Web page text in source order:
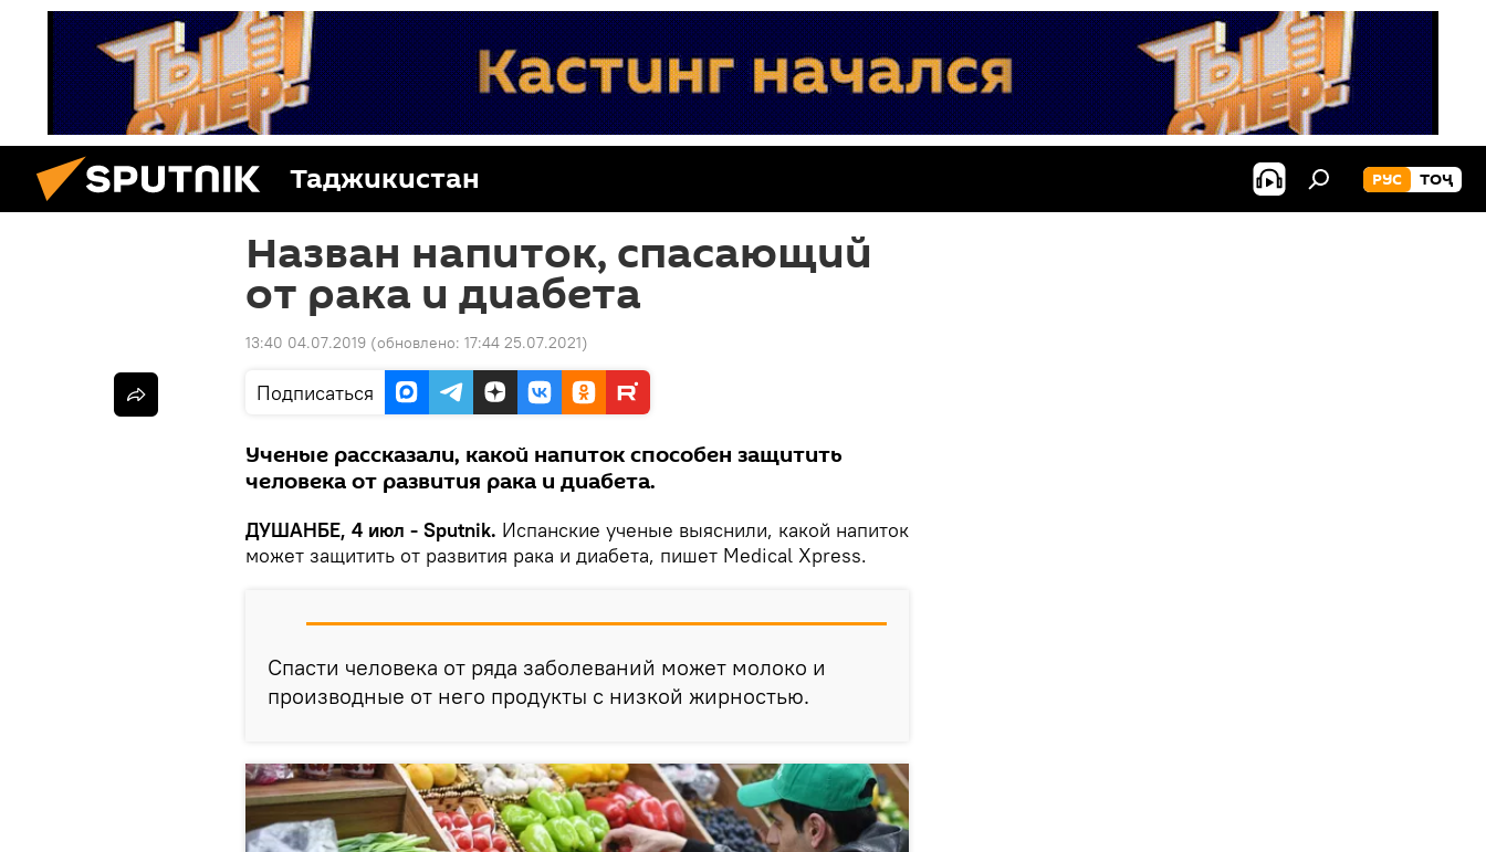
Таджикистан РУС ТОҶ
Назван напиток, спасающий
от рака и диабета
13:40 04.07.2019 (обновлено: 17:44 25.07.2021)
Подписаться
Ученые рассказали, какой напиток способен защитить
человека от развития рака и диабета.
ДУШАНБЕ, 4 июл - Sputnik. Испанские ученые выяснили, какой напиток
может защитить от развития рака и диабета, пишет Medical Xpress.
Спасти человека от ряда заболеваний может молоко и
производные от него продукты с низкой жирностью.